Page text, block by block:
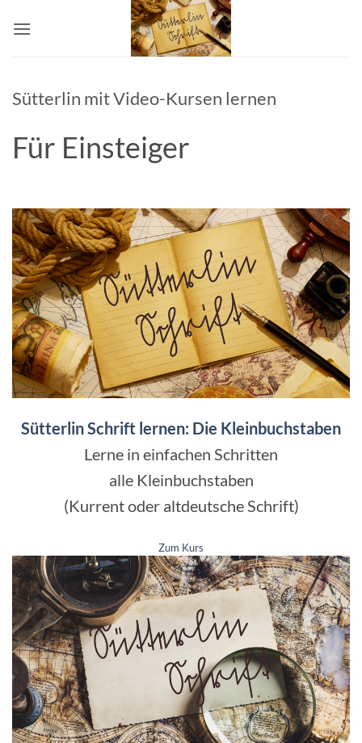
Sütterlin mit Video-Kursen lernen
Für Einsteiger
Sütterlin Schrift lernen: Die Kleinbuchstaben
Lerne in einfachen Schritten
alle Kleinbuchstaben
(Kurrent oder altdeutsche Schrift)
Zum Kurs